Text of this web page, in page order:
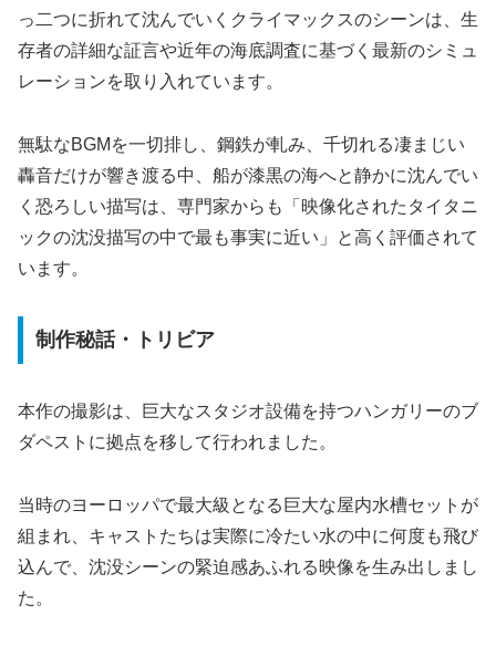
っ二つに折れて沈んでいくクライマックスのシーンは、生
存者の詳細な証言や近年の海底調査に基づく最新のシミュ
レーションを取り入れています。
無駄なBGMを一切排し、鋼鉄が軋み、千切れる凄まじい
轟音だけが響き渡る中、船が漆黒の海へと静かに沈んでい
く恐ろしい描写は、専門家からも「映像化されたタイタニ
ックの沈没描写の中で最も事実に近い」と高く評価されて
います。
制作秘話・トリビア
本作の撮影は、巨大なスタジオ設備を持つハンガリーのブ
ダペストに拠点を移して行われました。
当時のヨーロッパで最大級となる巨大な屋内水槽セットが
組まれ、キャストたちは実際に冷たい水の中に何度も飛び
込んで、沈没シーンの緊迫感あふれる映像を生み出しまし
た。